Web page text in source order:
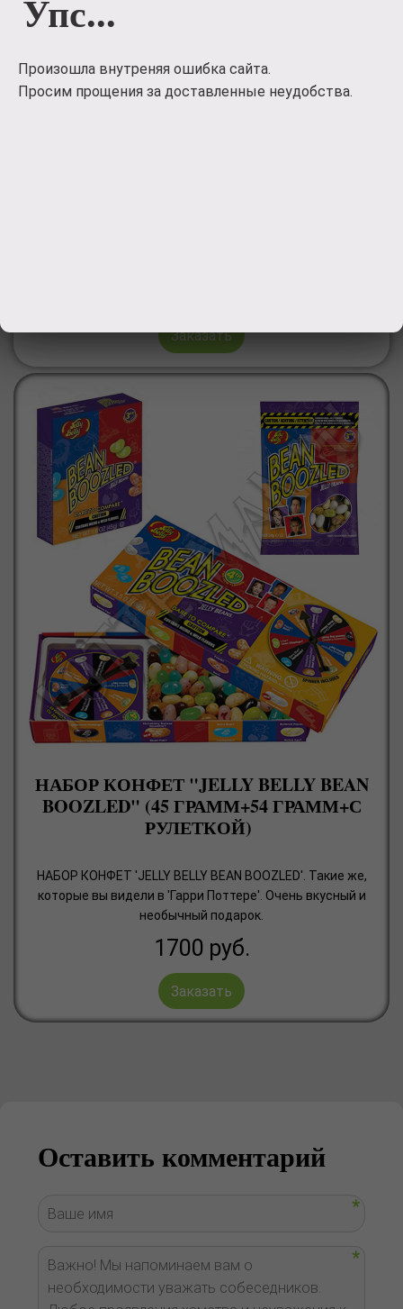
Заказать
НАБОР КОНФЕТ "JELLY BELLY BEAN
BOOZLED" (45 ГРАММ+54 ГРАММ+С
РУЛЕТКОЙ)
НАБОР КОНФЕТ 'JELLY BELLY BEAN BOOZLED'. Такие же,
которые вы видели в 'Гарри Поттере'. Очень вкусный и
необычный подарок.
1700 руб.
Заказать
Оставить комментарий
Упс...
Произошла внутреняя ошибка сайта.
Просим прощения за доставленные неудобства.